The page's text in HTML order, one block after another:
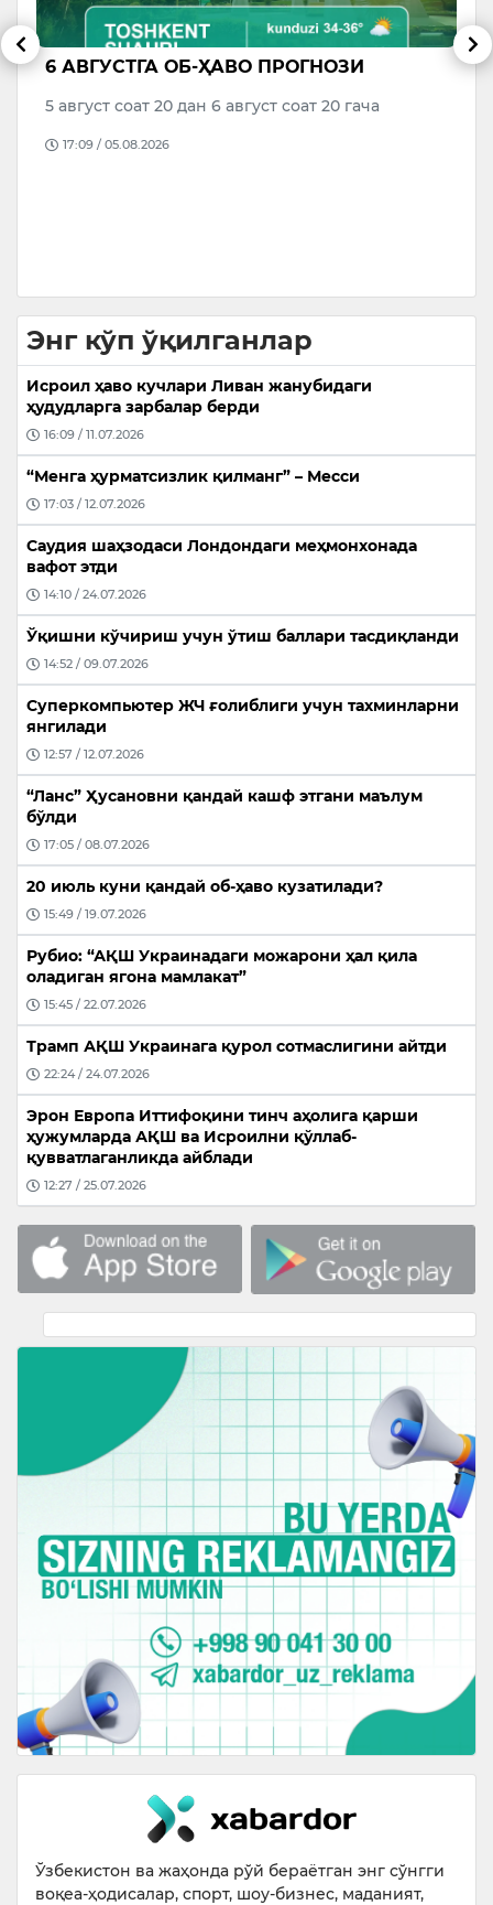
​ЎЗБЕКИСТОН ХАЛҚ ШОИРИ ШАРИФА
учради. Замонавий шеъриятимизнинг таниқли
Энг кўп ўқилганлар
Исроил ҳаво кучлари Ливан жанубидаги
ҳудудларга зарбалар берди
16:09 / 11.07.2026
“Менга ҳурматсизлик қилманг” – Месси
17:03 / 12.07.2026
Саудия шаҳзодаси Лондондаги меҳмонхонада
вафот этди
14:10 / 24.07.2026
Ўқишни кўчириш учун ўтиш баллари тасдиқланди
14:52 / 09.07.2026
Суперкомпьютер ЖЧ ғолиблиги учун тахминларни
янгилади
12:57 / 12.07.2026
“Ланс” Ҳусановни қандай кашф этгани маълум
бўлди
17:05 / 08.07.2026
20 июль куни қандай об-ҳаво кузатилади?
15:49 / 19.07.2026
Рубио: “АҚШ Украинадаги можарони ҳал қила
оладиган ягона мамлакат”
15:45 / 22.07.2026
Трамп АҚШ Украинага қурол сотмаслигини айтди
22:24 / 24.07.2026
Эрон Европа Иттифоқини тинч аҳолига қарши
ҳужумларда АҚШ ва Исроилни қўллаб-
қувватлаганликда айблади
12:27 / 25.07.2026
Ўзбекистон ва жаҳонда рўй бераётган энг сўнгги
воқеа-ҳодисалар, спорт, шоу-бизнес, маданият,